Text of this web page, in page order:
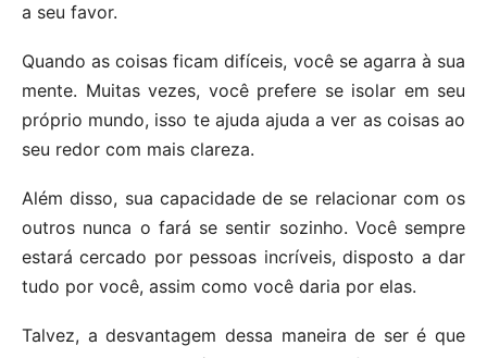
a seu favor.
Quando as coisas ficam difíceis, você se agarra à sua
mente. Muitas vezes, você prefere se isolar em seu
próprio mundo, isso te ajuda ajuda a ver as coisas ao
seu redor com mais clareza.
Além disso, sua capacidade de se relacionar com os
outros nunca o fará se sentir sozinho. Você sempre
estará cercado por pessoas incríveis, disposto a dar
tudo por você, assim como você daria por elas.
Talvez, a desvantagem dessa maneira de ser é que